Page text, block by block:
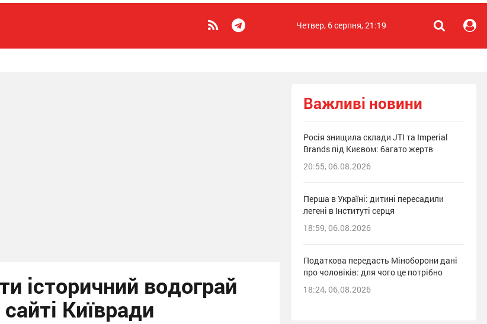
Четвер, 6 серпня, 21:19
історичний водограй
Київради
Важливі новини
Росія знищила склади JTI та Imperial
Brands під Києвом: багато жертв
20:55, 06.08.2026
Перша в Україні: дитині пересадили
легені в Інституті серця
18:59, 06.08.2026
Податкова передасть Міноборони дані
про чоловіків: для чого це потрібно
18:24, 06.08.2026